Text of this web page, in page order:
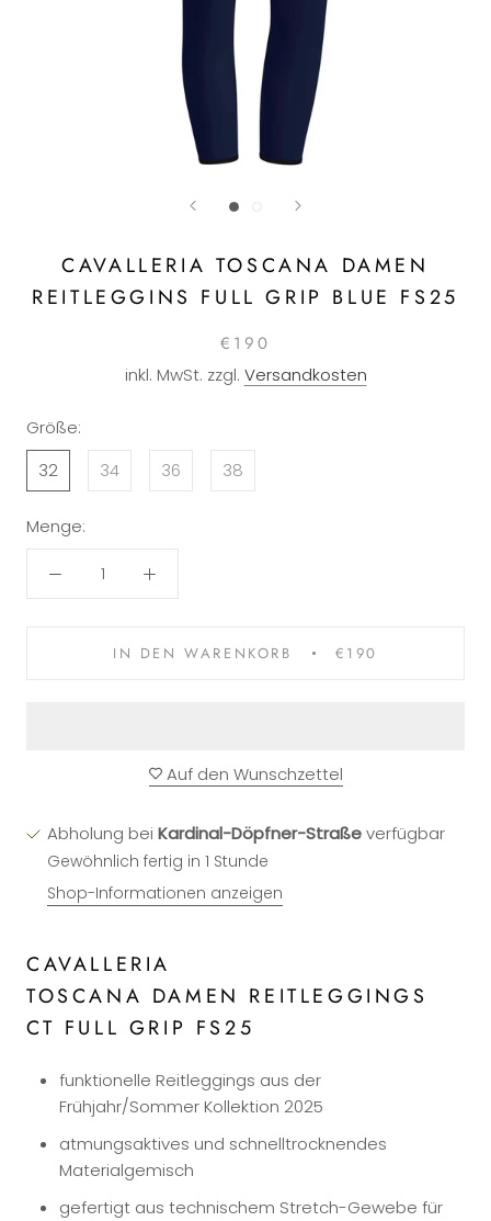
CAVALLERIA TOSCANA DAMEN
REITLEGGINS FULL GRIP BLUE FS25
€190
inkl. MwSt. zzgl. Versandkosten
Größe:
32
34 36 38
Menge:
IN DEN WARENKORB €190
Auf den Wunschzettel
Abholung bei Kardinal-Döpfner-Straßeverfügbar
Gewöhnlich fertig in 1 Stunde
Shop-Informationen anzeigen
CAVALLERIA
TOSCANA DAMEN REITLEGGINGS
CT FULL GRIP FS25
funktionelle Reitleggings aus der
Frühjahr/Sommer Kollektion 2025
atmungsaktives und schnelltrocknendes
Materialgemisch
gefertigt aus technischem Stretch-Gewebe für